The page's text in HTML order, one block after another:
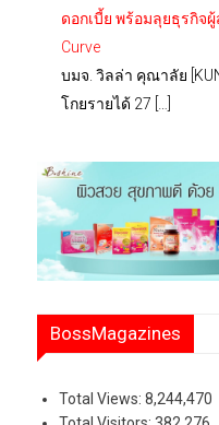
ดอกเบี้ย พร้อมลุยธุรกิจผู้
Curve
บมจ. วิลล่า คุณาลัย
โกยรายได้ 27 […]
BossMagazines
Total Views:8,244,470